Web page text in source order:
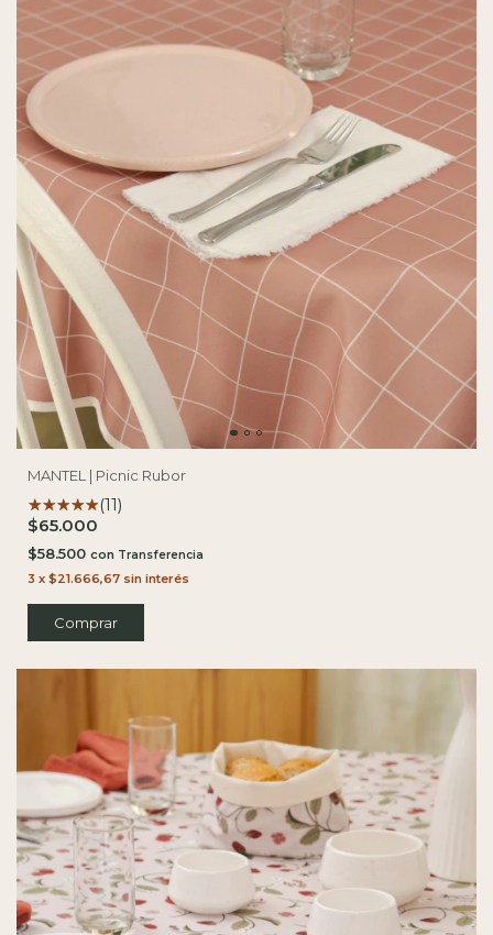
MANTEL | Picnic Rubor
(11)
$65.000
$58.500 con
3 x $21.666,67 sin interés
Comprar